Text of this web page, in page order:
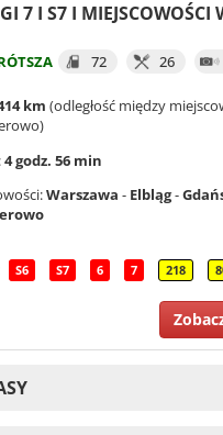
7 I S7 I MIEJSCOWOŚCI
72 26
km (odległość między
4 godz. 56 min
Warszawa - Elbląg-
S6 S7 6 7 218